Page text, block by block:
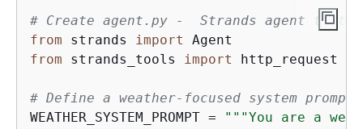
# Create agent.py -  Strands agent that
from strands import
from strands_tools import http_request
# Define a weather-focused system prompt
WEATHER_SYSTEM_PROMPT =
"""You are a